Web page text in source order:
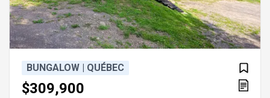
BUNGALOW | QUÉBEC
$309,900